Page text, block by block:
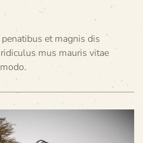
et magnis dis
mus mauris vitae